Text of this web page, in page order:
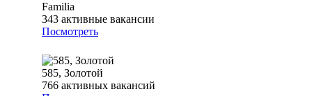
Familia
343 активные вакансии
Посмотреть
585, Золотой
766 активных вакансий